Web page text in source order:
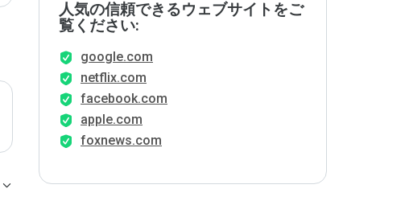
人気の信頼できるウェブサイトをご
覧ください:
google.com
netflix.com
facebook.com
apple.com
foxnews.com